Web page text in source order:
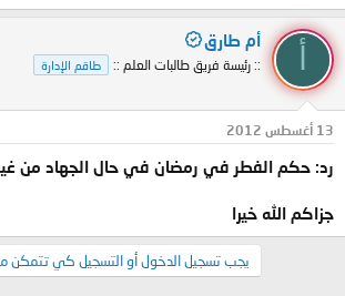
أم طارق
:: رئيسة فريق طالبات العلم :: طاقم الإدارة
13 أغسطس 2012
رد: حكم الفطر في رمضان في حال الجهاد من
جزاكم الله خيرا
يجب تسجيل الدخول أو التسجيل كي تتمكن من